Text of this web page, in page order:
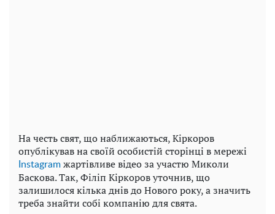
На честь свят, що наближаються, Кіркоров
опублікував на своїй особистій сторінці в мережі
Instagram жартівливе відео за участю Миколи
Баскова. Так, Філіп Кіркоров уточнив, що
залишилося кілька днів до Нового року, а значить
треба знайти собі компанію для свята.